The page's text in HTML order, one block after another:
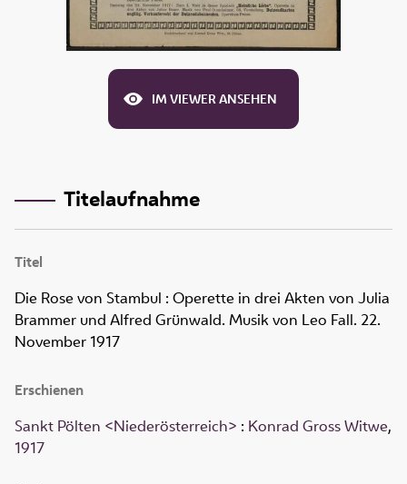
IM VIEWER ANSEHEN
Titelaufnahme
Titel
Die Rose von Stambul : Operette in drei Akten von Julia
Brammer und Alfred Grünwald. Musik von Leo Fall. 22.
November 1917
Erschienen
Sankt Pölten <Niederösterreich> : Konrad Gross Witwe,
1917